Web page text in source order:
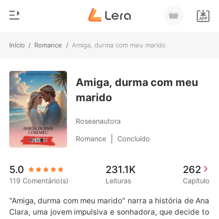
Início / Romance / Amiga, durma com meu marido
Loja
Histórico
Sair
Baixar App
Gênero
Moderno
Lobisomem
Contos
Bilionários
Amiga, durma com meu
marido
Roseanautora
Romance Concluído
5.0
119 Comentário(s)
231.1K
Leituras
262
Capítulo
"Amiga, durma com meu marido" narra a história de Ana
Clara, uma jovem impulsiva e sonhadora, que decide to